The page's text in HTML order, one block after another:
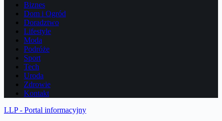
Biznes
Dom i Ogród
Doradztwo
Lifestyle
Moda
Podróże
Sport
Tech
Uroda
Zdrowie
Kontakt
LLP - Portal informacyjny